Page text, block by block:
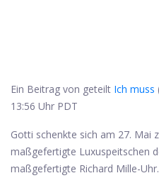
Ein Beitrag von geteilt Ich muss
13:56 Uhr PDT
Gotti schenkte sich am 27. Mai
maßgefertigte Luxuspeitschen
maßgefertigte Richard Mille-